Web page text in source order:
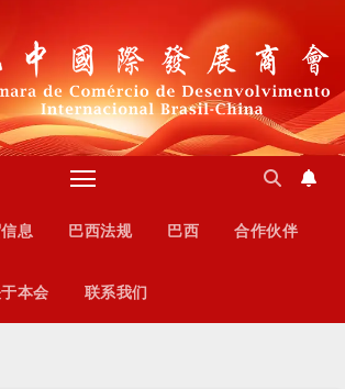
息 巴西法规 巴西 合作伙伴
本会 联系我们